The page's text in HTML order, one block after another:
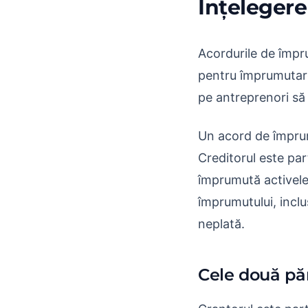
Acordurile de
pentru
pe antreprenori
Un acord de
Creditorul este
împrumută
împrumutului,
neplată.
Cele două